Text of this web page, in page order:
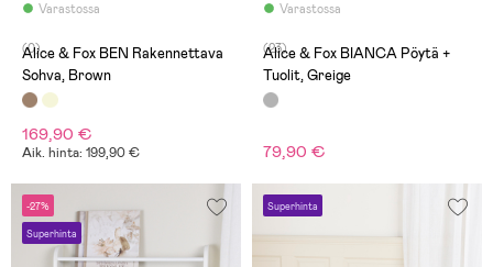
Varastossa
(0)
Alice & Fox BEN Rakennettava
Sohva, Brown
169,90 €
Aik. hinta: 199,90 €
Varastossa
(23)
Alice & Fox BIANCA Pöytä +
Tuolit, Greige
79,90 €
-27%
Superhinta
Superhinta